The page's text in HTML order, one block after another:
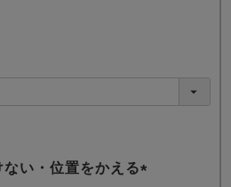
ない・位置をかえる